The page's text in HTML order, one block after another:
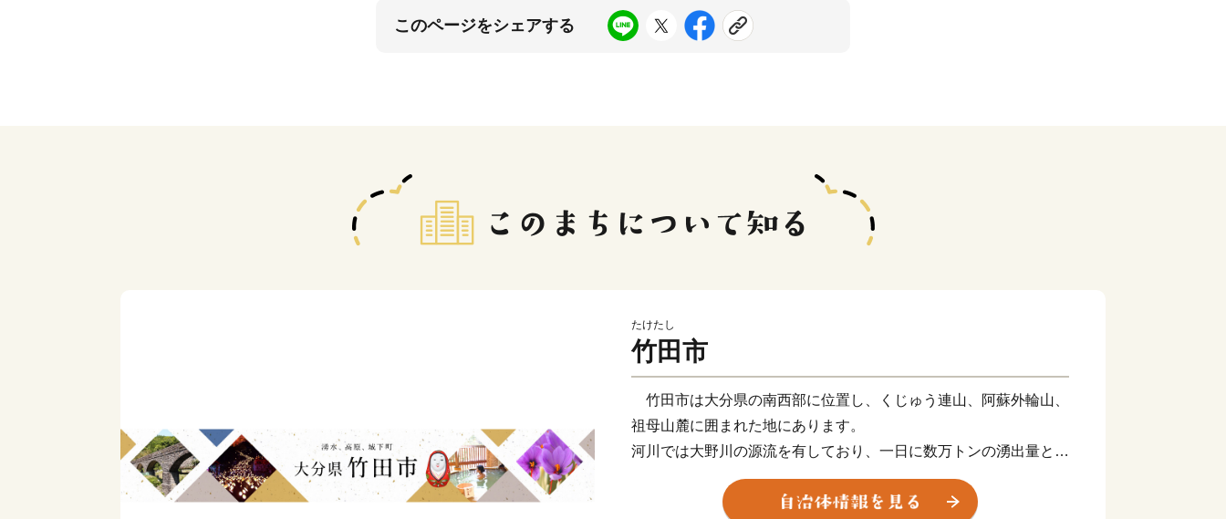
このページをシェアする
たけたし
竹田市
竹田市は大分県の南西部に位置し、くじゅう連山、阿蘇外輪山、
祖母山麓に囲まれた地にあります。
河川では大野川の源流を有しており、一日に数万トンの湧出量とも
いわれる湧水郡を誇る水と緑があふれる自然豊かな地域です。
山々から湧き出る豊かな名水は全国的にも知られ、下流域の多くの